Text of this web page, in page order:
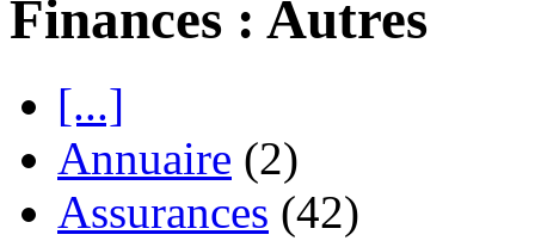
Finances : Autres
[...]
Annuaire (2)
Assurances (42)